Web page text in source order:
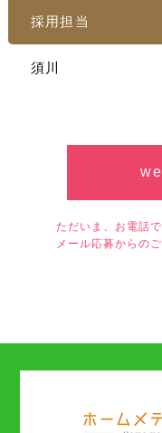
採用担当
須川
ただいま、お電話
メール応募からの